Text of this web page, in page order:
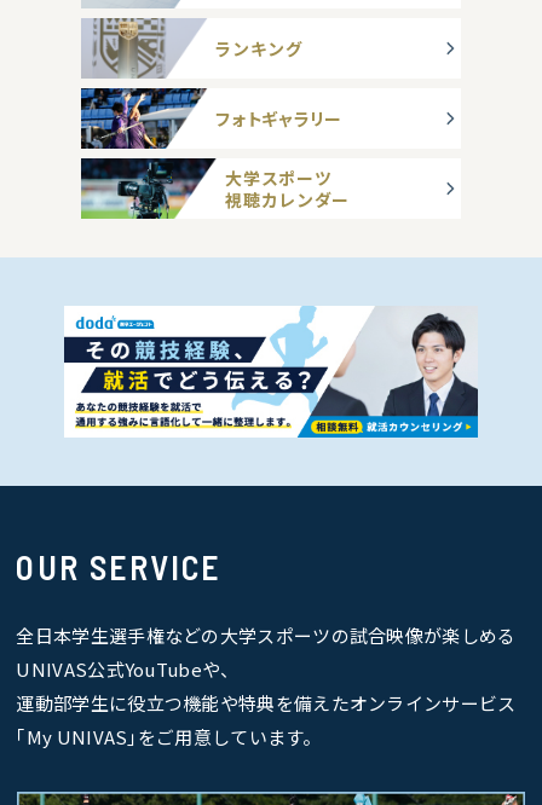
ランキング
フォトギャラリー
大学スポーツ
視聴カレンダー
OUR SERVICE
全日本学生選手権などの大学スポーツの試合映像が楽しめる
UNIVAS公式YouTubeや、
運動部学生に役立つ機能や特典を備えたオンラインサービス
｢My UNIVAS｣をご用意しています。